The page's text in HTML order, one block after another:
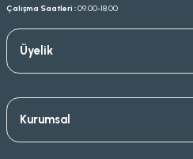
Çalışma Saatleri :09.00-18.00
Üyelik
Kurumsal